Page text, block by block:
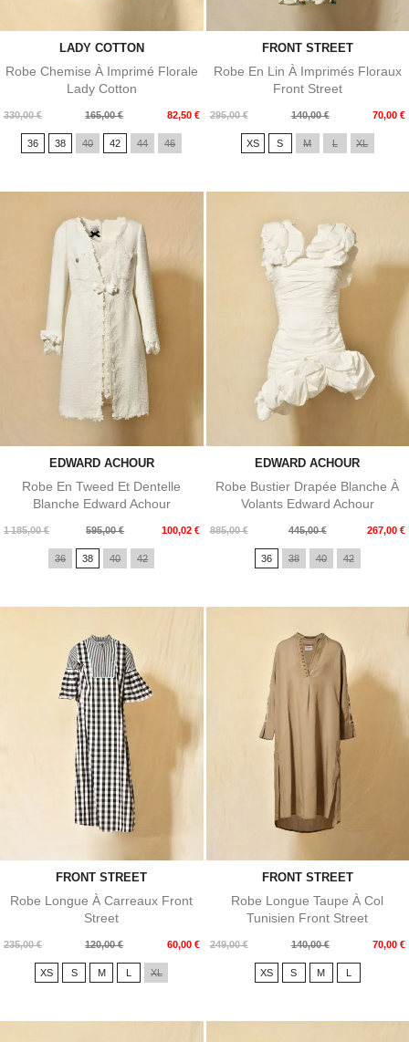
LADY COTTON
Robe Chemise À Imprimé Florale
Lady Cotton
330,00 €
Prix
base
165,00 € 82,50 €
Prix
36 38 40 42 44 46
FRONT STREET
Robe En Lin À Imprimés Floraux
Front Street
295,00 €
Prix
140,00 € 70,00 €
Prix
XS S M L XL
EDWARD ACHOUR
Robe En Tweed Et Dentelle
Blanche Edward Achour
1 185,00 €
Prix
595,00 € 100,02 €
Prix
36 38 40 42
EDWARD ACHOUR
Robe Bustier Drapée Blanche À
Volants Edward Achour
885,00 €
Prix
445,00 € 267,00 €
Prix
36 38 40 42
FRONT STREET
Robe Longue À Carreaux Front
Street
235,00 €
Prix
120,00 € 60,00 €
Prix
XS S M L XL
FRONT STREET
Robe Longue Taupe À Col
Tunisien Front Street
249,00 €
Prix
140,00 € 70,00 €
Prix
XS S M L